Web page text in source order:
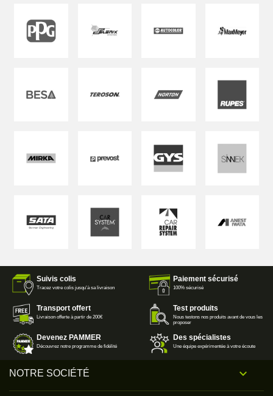
Suivis colis
Tracez votre colis jusqu'à sa livraison
Paiement sécurisé
100% sécurisé
Transport offert
Livraison offerte à partir de 200€
Test produits
Nous testons nos produits avant de vous les
proposer
Devenez PAMMER
Découvrez notre programme de fidélité
Des spécialistes
Une équipe expérimentée à votre écoute
NOTRE SOCIÉTÉ 